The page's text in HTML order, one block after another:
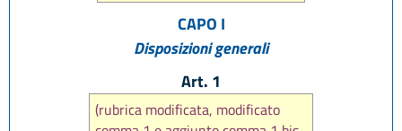
CAPO I
Disposizioni generali
Art. 1
(rubrica modificata, modificato